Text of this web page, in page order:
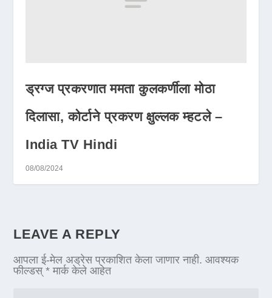
ड्रग्ज प्रकरणात ममता कुलकर्णीला मोठा
दिलासा, कोर्टाने प्रकरण क्षुल्लक म्हटले –
India TV Hindi
08/08/2024
LEAVE A REPLY
आपला ई-मेल अड्रेस प्रकाशित केला जाणार नाही. आवश्यक
फील्डस्* मार्क केले आहेत